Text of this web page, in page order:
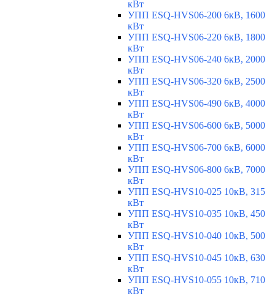
кВт
УПП ESQ-HVS06-200 6кВ, 1600
кВт
УПП ESQ-HVS06-220 6кВ, 1800
кВт
УПП ESQ-HVS06-240 6кВ, 2000
кВт
УПП ESQ-HVS06-320 6кВ, 2500
кВт
УПП ESQ-HVS06-490 6кВ, 4000
кВт
УПП ESQ-HVS06-600 6кВ, 5000
кВт
УПП ESQ-HVS06-700 6кВ, 6000
кВт
УПП ESQ-HVS06-800 6кВ, 7000
кВт
УПП ESQ-HVS10-025 10кВ, 315
кВт
УПП ESQ-HVS10-035 10кВ, 450
кВт
УПП ESQ-HVS10-040 10кВ, 500
кВт
УПП ESQ-HVS10-045 10кВ, 630
кВт
УПП ESQ-HVS10-055 10кВ, 710
кВт